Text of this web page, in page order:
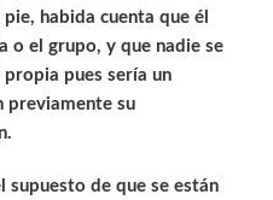
habida cuenta que él
o el grupo, y que nadie se
pues sería un
previamente su
supuesto de que se están